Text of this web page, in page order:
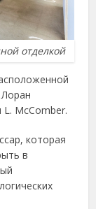
отделкой
McComber.
которая
в